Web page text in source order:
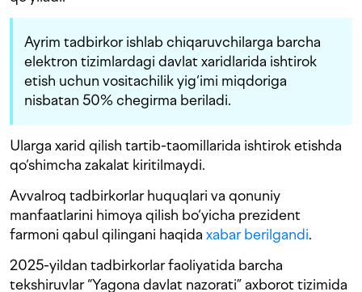
Ayrim tadbirkor ishlab chiqaruvchilarga barcha
elektron tizimlardagi davlat xaridlarida ishtirok
etish uchun vositachilik yig‘imi miqdoriga
nisbatan 50% chegirma beriladi.
Ularga xarid qilish tartib-taomillarida ishtirok etishda
qo‘shimcha zakalat kiritilmaydi.
Avvalroq tadbirkorlar huquqlari va qonuniy
manfaatlarini himoya qilish bo‘yicha prezident
farmoni qabul qilingani haqida xabar berilgandi.
2025-yildan tadbirkorlar faoliyatida barcha
tekshiruvlar “Yagona davlat nazorati” axborot tizimida